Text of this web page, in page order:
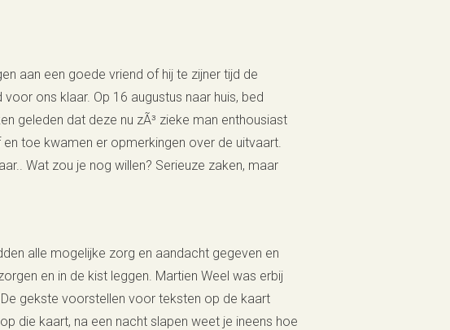
aan een goede vriend of hij te zijner tijd de
ons klaar. Op 16 augustus naar huis, bed
geleden dat deze nu zÃ³ zieke man enthousiast
toe kwamen er opmerkingen over de uitvaart.
Wat zou je nog willen? Serieuze zaken, maar
alle mogelijke zorg en aandacht gegeven en
en in de kist leggen. Martien Weel was erbij
gekste voorstellen voor teksten op de kaart
die kaart, na een nacht slapen weet je ineens hoe